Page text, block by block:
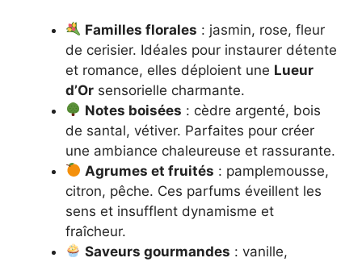
Familles florales : jasmin, rose, fleur
de cerisier. Idéales pour instaurer détente
et romance, elles déploient une Lueur
d’Or sensorielle charmante.
Notes boisées : cèdre argenté, bois
de santal, vétiver. Parfaites pour créer
une ambiance chaleureuse et rassurante.
Agrumes et fruités : pamplemousse,
citron, pêche. Ces parfums éveillent les
sens et insufflent dynamisme et
fraîcheur.
Saveurs gourmandes : vanille,